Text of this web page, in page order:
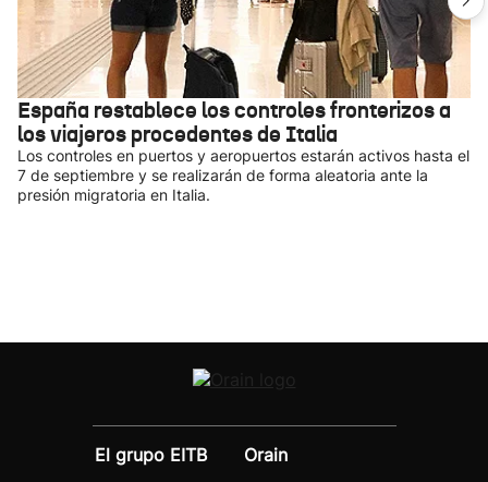
España restablece los controles fronterizos a
los viajeros procedentes de Italia
Los controles en puertos y aeropuertos estarán activos hasta el
7 de septiembre y se realizarán de forma aleatoria ante la
presión migratoria en Italia.
El grupo EITB
Orain